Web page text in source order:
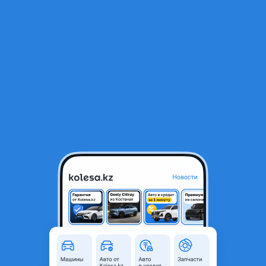
Датчик распредвала Примьера п12 Караганда — Алматы,
20 000 ₸